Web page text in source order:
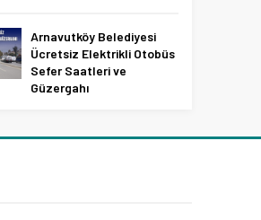
Arnavutköy Belediyesi
Ücretsiz Elektrikli Otobüs
Sefer Saatleri ve
Güzergahı